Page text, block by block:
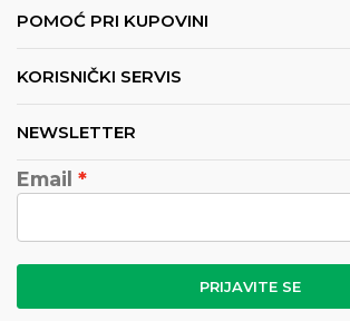
POMOĆ PRI KUPOVINI
KORISNIČKI SERVIS
NEWSLETTER
Email
PRIJAVITE SE